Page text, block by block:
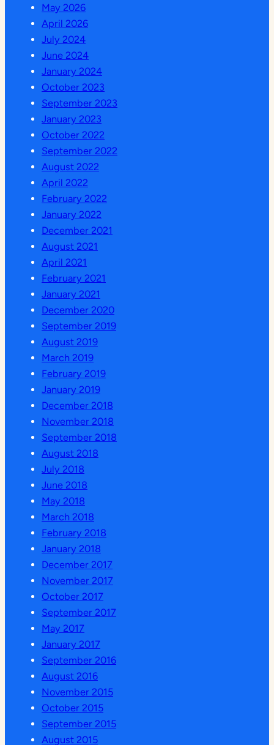
May 2026
April 2026
July 2024
June 2024
January 2024
October 2023
September 2023
January 2023
October 2022
September 2022
August 2022
April 2022
February 2022
January 2022
December 2021
August 2021
April 2021
February 2021
January 2021
December 2020
September 2019
August 2019
March 2019
February 2019
January 2019
December 2018
November 2018
September 2018
August 2018
July 2018
June 2018
May 2018
March 2018
February 2018
January 2018
December 2017
November 2017
October 2017
September 2017
May 2017
January 2017
September 2016
August 2016
November 2015
October 2015
September 2015
August 2015